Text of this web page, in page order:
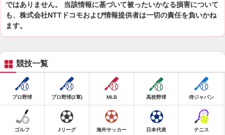
ではありません。 当該情報に基づいて被ったいかなる損害について
も、株式会社NTTドコモおよび情報提供者は一切の責任を負いかね
ます。
競技一覧
プロ野球 プロ野球(2軍) MLB 高校野球 侍ジャパン
ゴルフ Jリーグ 海外サッカー 日本代表 テニス